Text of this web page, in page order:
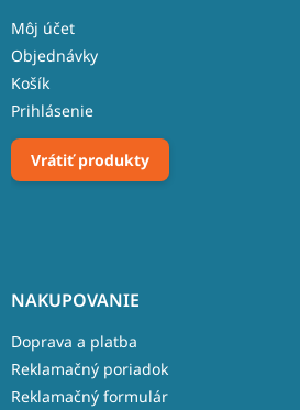
Môj účet
Objednávky
Košík
Prihlásenie
Vrátiť produkty
NAKUPOVANIE
Doprava a platba
Reklamačný poriadok
Reklamačný formulár